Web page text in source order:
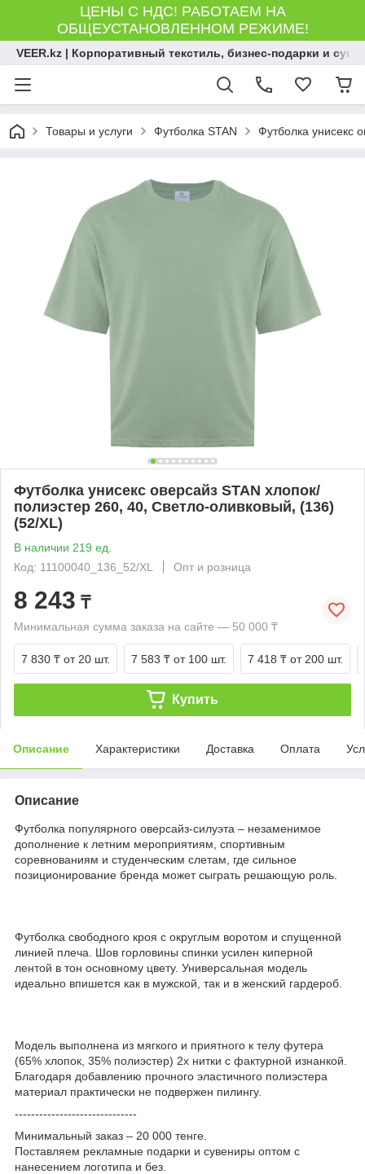
ЦЕНЫ С НДС! РАБОТАЕМ НА
ОБЩЕУСТАНОВЛЕННОМ РЕЖИМЕ!
VEER.kz | Корпоративный текстиль, бизнес-подарки и
Товары и услуги Футболка STAN Футболка унисекс
Футболка унисекс оверсайз STAN хлопок/
полиэстер 260, 40, Светло-оливковый, (136)
(52/XL)
В наличии 219 ед.
Код: 11100040_136_52/XL
Опт и розница
8 243 ₸
Минимальная сумма заказа на сайте — 50 000 ₸
7 830 ₸ от 20 шт. 7 583 ₸ от 100 шт. 7 418 ₸ от 200 шт.
Купить
Описание Характеристики Доставка Оплата
Описание
Футболка популярного оверсайз-силуэта – незаменимое
дополнение к летним мероприятиям, спортивным
соревнованиям и студенческим слетам, где сильное
позиционирование бренда может сыграть решающую роль.
Футболка свободного кроя с округлым воротом и спущенной
линией плеча. Шов горловины спинки усилен киперной
лентой в тон основному цвету. Универсальная модель
идеально впишется как в мужской, так и в женский гардероб.
Модель выполнена из мягкого и приятного к телу футера
(65% хлопок, 35% полиэстер) 2х нитки с фактурной изнанкой.
Благодаря добавлению прочного эластичного полиэстера
материал практически не подвержен пилингу.
------------------------------
Минимальный заказ – 20 000 тенге.
Поставляем рекламные подарки и сувениры оптом с
нанесением логотипа и без.